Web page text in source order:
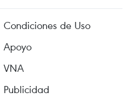
Condiciones de Uso
Apoyo
VNA
Publicidad